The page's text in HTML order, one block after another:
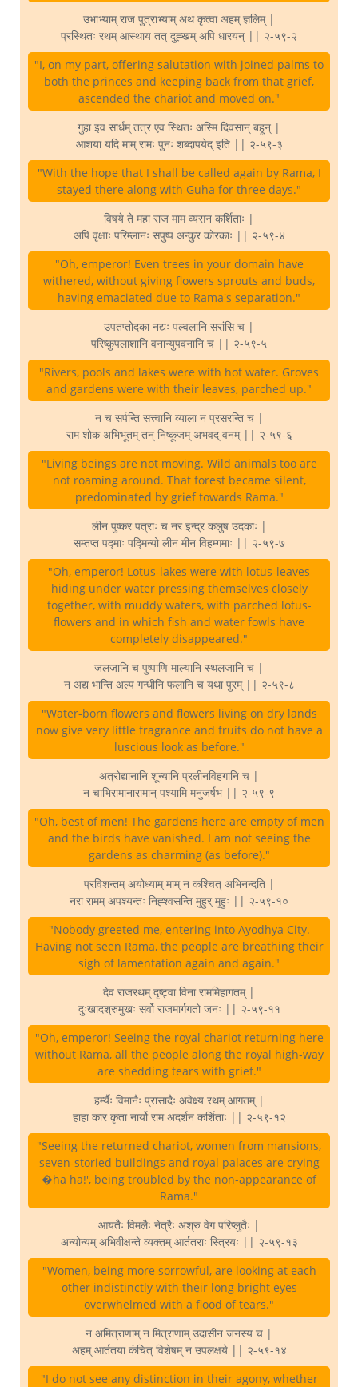
उभाभ्याम् राज पुत्राभ्याम् अथ कृत्वा अहम् ज्ञलिम् |
प्रस्थितः रथम् आस्थाय तत् दुह्खम् अपि धारयन् || २-५९-२
"I, on my part, offering salutation with joined palms to
both the princes and keeping back from that grief,
ascended the chariot and moved on."
गुहा इव सार्धम् तत्र एव स्थितः अस्मि दिवसान् बहून् |
आशया यदि माम् रामः पुनः शब्दापयेद् इति || २-५९-३
"With the hope that I shall be called again by Rama, I
stayed there along with Guha for three days."
विषये ते महा राज माम व्यसन कर्शिताः |
अपि वृक्षाः परिम्लानः सपुष्प अन्कुर कोरकाः || २-५९-४
"Oh, emperor! Even trees in your domain have
withered, without giving flowers sprouts and buds,
having emaciated due to Rama's separation."
उपतप्तोदका नद्यः पल्वलानि सरांसि च |
परिष्कुपलाशानि वनान्युपवनानि च || २-५९-५
"Rivers, pools and lakes were with hot water. Groves
and gardens were with their leaves, parched up."
न च सर्पन्ति सत्त्वानि व्याला न प्रसरन्ति च |
राम शोक अभिभूतम् तन् निष्कूजम् अभवद् वनम् || २-५९-६
"Living beings are not moving. Wild animals too are
not roaming around. That forest became silent,
predominated by grief towards Rama."
लीन पुष्कर पत्राः च नर इन्द्र कलुष उदकाः |
सम्तप्त पद्माः पद्मिन्यो लीन मीन विहम्गमाः || २-५९-७
"Oh, emperor! Lotus-lakes were with lotus-leaves
hiding under water pressing themselves closely
together, with muddy waters, with parched lotus-
flowers and in which fish and water fowls have
completely disappeared."
जलजानि च पुष्पाणि माल्यानि स्थलजानि च |
न अद्य भान्ति अल्प गन्धीनि फलानि च यथा पुरम् || २-५९-८
"Water-born flowers and flowers living on dry lands
now give very little fragrance and fruits do not have a
luscious look as before."
अत्रोद्यानानि शून्यानि प्रलीनविहगानि च |
न चाभिरामानारामान् पश्यामि मनुजर्षभ || २-५९-९
"Oh, best of men! The gardens here are empty of men
and the birds have vanished. I am not seeing the
gardens as charming (as before)."
प्रविशन्तम् अयोध्याम् माम् न कश्चित् अभिनन्दति |
नरा रामम् अपश्यन्तः निह्श्वसन्ति मुहुर् मुहुः || २-५९-१०
"Nobody greeted me, entering into Ayodhya City.
Having not seen Rama, the people are breathing their
sigh of lamentation again and again."
देव राजरथम् दृष्ट्वा विना राममिहागतम् |
दुःखादश्रुमुखः सर्वो राजमार्गगतो जनः || २-५९-११
"Oh, emperor! Seeing the royal chariot returning here
without Rama, all the people along the royal high-way
are shedding tears with grief."
हर्म्यैः विमानैः प्रासादैः अवेक्ष्य रथम् आगतम् |
हाहा कार कृता नार्यो राम अदर्शन कर्शिताः || २-५९-१२
"Seeing the returned chariot, women from mansions,
seven-storied buildings and royal palaces are crying
�ha ha!', being troubled by the non-appearance of
Rama."
आयतैः विमलैः नेत्रैः अश्रु वेग परिप्लुतैः |
अन्योन्यम् अभिवीक्षन्ते व्यक्तम् आर्ततराः स्त्रियः || २-५९-१३
"Women, being more sorrowful, are looking at each
other indistinctly with their long bright eyes
overwhelmed with a flood of tears."
न अमित्राणाम् न मित्राणाम् उदासीन जनस्य च |
अहम् आर्ततया कंचित् विशेषम् न उपलक्षये || २-५९-१४
"I do not see any distinction in their agony, whether